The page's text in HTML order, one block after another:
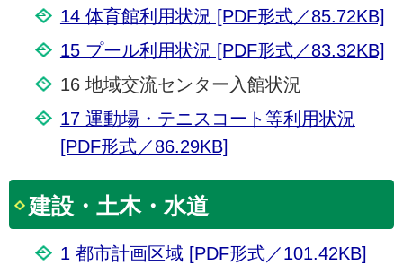
14 体育館利用状況 [PDF形式／85.72KB]
15 プール利用状況 [PDF形式／83.32KB]
16 地域交流センター入館状況
17 運動場・テニスコート等利用状況
[PDF形式／86.29KB]
建設・土木・水道
1 都市計画区域 [PDF形式／101.42KB]